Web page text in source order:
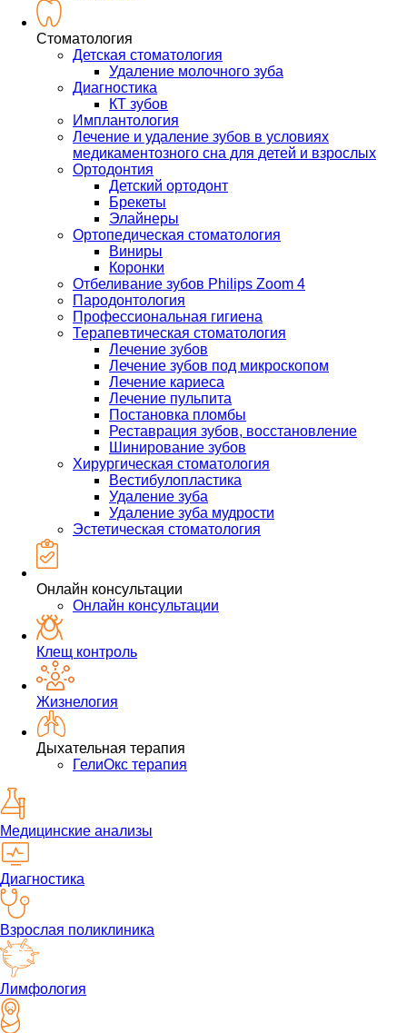
Стоматология
Детская стоматология
Удаление молочного зуба
Диагностика
КТ зубов
Имплантология
Лечение и удаление зубов в условиях
медикаментозного сна для детей и взрослых
Ортодонтия
Детский ортодонт
Брекеты
Элайнеры
Ортопедическая стоматология
Виниры
Коронки
Отбеливание зубов Philips Zoom 4
Пародонтология
Профессиональная гигиена
Терапевтическая стоматология
Лечение зубов
Лечение зубов под микроскопом
Лечение кариеса
Лечение пульпита
Постановка пломбы
Реставрация зубов, восстановление
Шинирование зубов
Хирургическая стоматология
Вестибулопластика
Удаление зуба
Удаление зуба мудрости
Эстетическая стоматология
Онлайн консультации
Онлайн консультации
Клещ контроль
Жизнелогия
Дыхательная терапия
ГелиОкс терапия
Медицинские анализы
Диагностика
Взрослая поликлиника
Лимфология